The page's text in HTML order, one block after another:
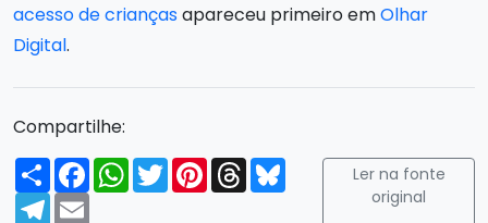
acesso de criançasapareceu primeiro emOlhar
Digital.
Compartilhe:
Compartilhar
FacebookWhatsApp
TwitterPinterest
ThreadsBluesky
Telegram
Email
Ler na fonte
original